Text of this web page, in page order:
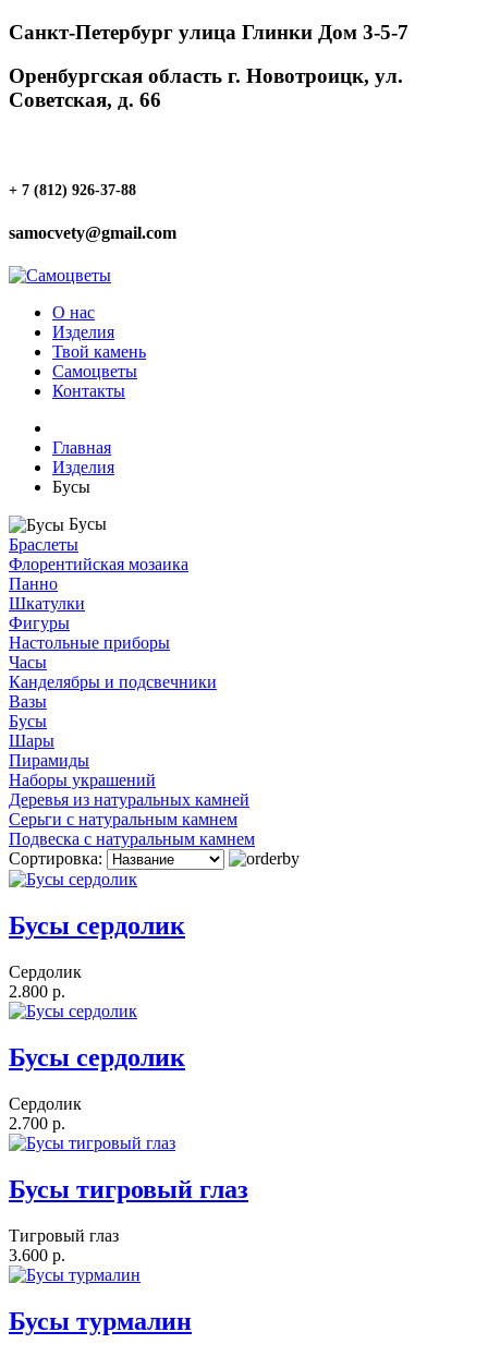
Санкт-Петербург улица Глинки Дом 3-5-7
Оренбургская область г. Новотроицк, ул.
Советская, д. 66
+ 7 (812) 926-37-88
samocvety@gmail.com
О нас
Изделия
Твой камень
Самоцветы
Контакты
Главная
Изделия
Бусы
Бусы
Браслеты
Флорентийская мозаика
Панно
Шкатулки
Фигуры
Настольные приборы
Часы
Канделябры и подсвечники
Вазы
Бусы
Шары
Пирамиды
Наборы украшений
Деревья из натуральных камней
Серьги с натуральным камнем
Подвеска с натуральным камнем
Сортировка:
Бусы сердолик
Сердолик
2.800 р.
Бусы сердолик
Сердолик
2.700 р.
Бусы тигровый глаз
Тигровый глаз
3.600 р.
Бусы турмалин